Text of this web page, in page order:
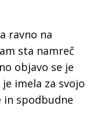
ravno na
sta namreč
objavo se je
imela za svojo
in spodbudne